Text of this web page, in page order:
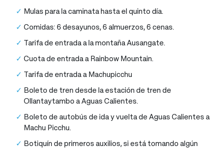
Mulas para la caminata hasta el quinto día.
Comidas: 6 desayunos, 6 almuerzos, 6 cenas.
Tarifa de entrada a la montaña Ausangate.
Cuota de entrada a Rainbow Mountain.
Tarifa de entrada a Machupicchu
Boleto de tren desde la estación de tren de
Ollantaytambo a Aguas Calientes.
Boleto de autobús de ida y vuelta de Aguas Calientes a
Machu Picchu.
Botiquín de primeros auxilios, si está tomando algún